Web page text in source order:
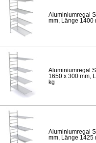
Aluminiumregal
mm, Länge 1400
Aluminiumregal
1650 x 300 mm,
kg
Aluminiumregal
mm, Länge 1425